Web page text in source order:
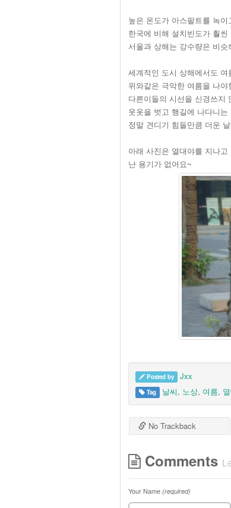
높은 온도가 아스팔트를 녹이
한국에 비해 설치빈도가 훨
서울과 상해는 강수량은 비
세계적인 도시 상해에서도
위와같은 극악한 여름을 나
다른이들의 시선을 신경쓰지
웃옷을 벗고 행길에 나다니
정말 견디기 힘들만큼 더운
아래 사진은 열대야를 지나
난 용기가 없어요~
Posted by Jxx
Tag 날씨, 노상, 여름,
No Trackback
Comments
Your Name (required)